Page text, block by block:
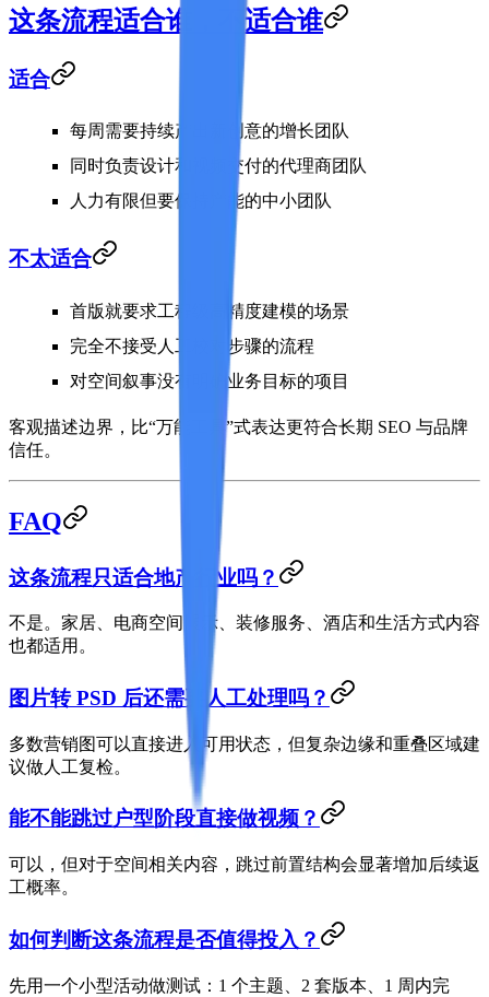
这条流程适合谁，不适合谁
适合
每周需要持续产出新创意的增长团队
同时负责设计和视频交付的代理商团队
人力有限但要保持产能的中小团队
不太适合
首版就要求工程级高精度建模的场景
完全不接受人工校对步骤的流程
对空间叙事没有明确业务目标的项目
客观描述边界，比“万能工具”式表达更符合长期 SEO 与品牌
信任。
FAQ
这条流程只适合地产行业吗？
不是。家居、电商空间展示、装修服务、酒店和生活方式内容
也都适用。
图片转 PSD 后还需要人工处理吗？
多数营销图可以直接进入可用状态，但复杂边缘和重叠区域建
议做人工复检。
能不能跳过户型阶段直接做视频？
可以，但对于空间相关内容，跳过前置结构会显著增加后续返
工概率。
如何判断这条流程是否值得投入？
先用一个小型活动做测试：1 个主题、2 套版本、1 周内完